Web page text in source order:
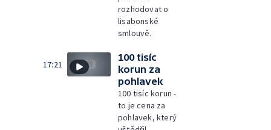
rozhodovat o
lisabonské
smlouvě.
17:21
100 tisíc
korun za
pohlavek
100 tisíc korun -
to je cena za
pohlavek, který